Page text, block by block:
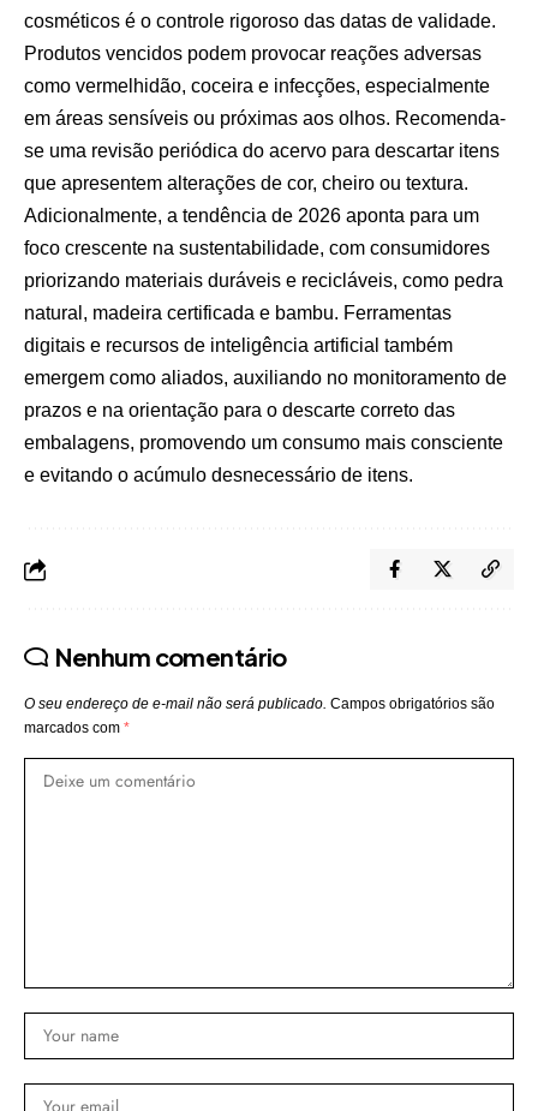
cosméticos é o controle rigoroso das datas de validade.
Produtos vencidos podem provocar reações adversas
como vermelhidão, coceira e infecções, especialmente
em áreas sensíveis ou próximas aos olhos. Recomenda-
se uma revisão periódica do acervo para descartar itens
que apresentem alterações de cor, cheiro ou textura.
Adicionalmente, a tendência de 2026 aponta para um
foco crescente na sustentabilidade, com consumidores
priorizando materiais duráveis e recicláveis, como pedra
natural, madeira certificada e bambu. Ferramentas
digitais e recursos de inteligência artificial também
emergem como aliados, auxiliando no monitoramento de
prazos e na orientação para o descarte correto das
embalagens, promovendo um consumo mais consciente
e evitando o acúmulo desnecessário de itens.
Nenhum comentário
O seu endereço de e-mail não será publicado. Campos obrigatórios são
marcados com *